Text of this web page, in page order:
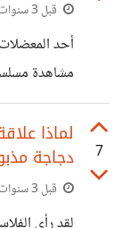
أحد أشكال
للسيطرة !؟
قبل 3 سنوات
أحد
مشاهدة
"المجرم"!
وتحرره من
كارد" أو
باين او جان
هذا يكمن
7
لماذا
دجاجة
قبل 3 سنوات